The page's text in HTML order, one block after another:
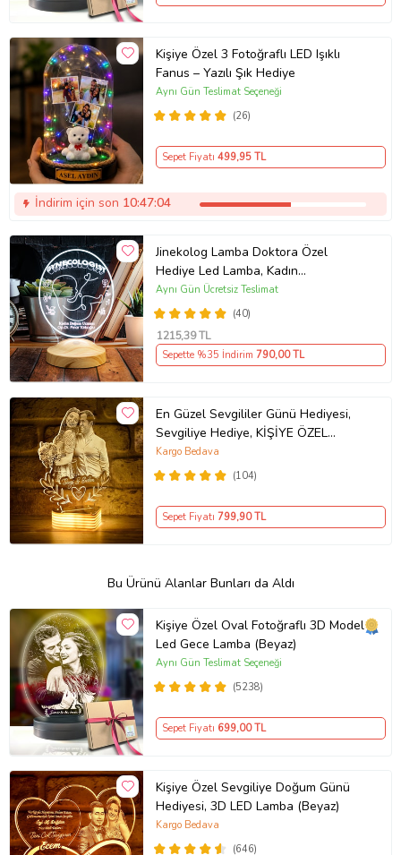
Kişiye Özel 3 Fotoğraflı LED Işıklı
Fanus – Yazılı Şık Hediye
(26)
Aynı Gün Teslimat Seçeneği
Sepet Fiyatı 499,95 TL
İndirim için son 10:47:03
Jinekolog Lamba Doktora Özel
Hediye Led Lamba, Kadın
Hastalıkları ve Doğum Doktoru
Hediyesi, Tıp Bayramı Hediyesi,
Jinekoloji Hediyesi Masa Lambası
(40)
Aynı Gün Ücretsiz Teslimat
1215,39 TL
Sepette %35 İndirim 790,00 TL
En Güzel Sevgililer Günü Hediyesi,
Sevgiliye Hediye, KİŞİYE ÖZEL
Fotoğraflı Lamba (Beyaz)
(104)
Kargo Bedava
Sepet Fiyatı 799,90 TL
Bu Ürünü Alanlar Bunları da Aldı
Kişiye Özel Oval Fotoğraflı 3D Model
Led Gece Lamba (Beyaz)
(5238)
Aynı Gün Teslimat Seçeneği
Sepet Fiyatı 699,00 TL
Kişiye Özel Sevgiliye Doğum Günü
Hediyesi, 3D LED Lamba (Beyaz)
(646)
Kargo Bedava